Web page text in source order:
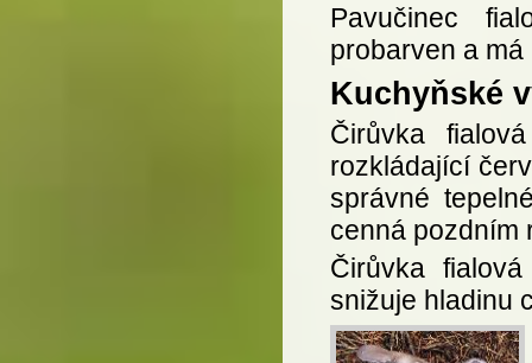
Pavučinec
probarven a
Kuchyňské
Čirůvka
rozkládající
správné
cenná pozdním
Čirůvka
snižuje hladinu